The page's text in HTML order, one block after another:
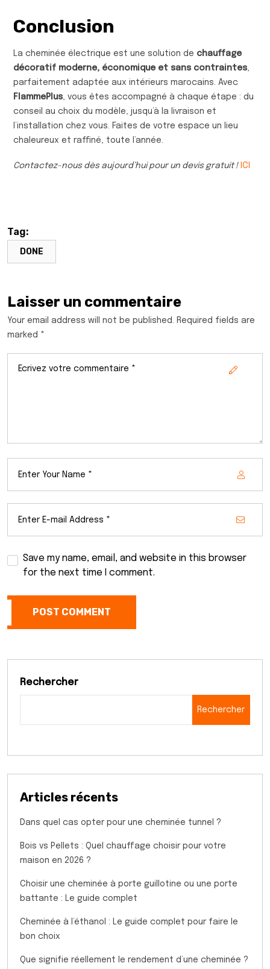
Conclusion
La cheminée électrique est une solution de chauffage
décoratif moderne, économique et sans contraintes,
parfaitement adaptée aux intérieurs marocains. Avec
FlammePlus, vous êtes accompagné à chaque étape : du
conseil au choix du modèle, jusqu’à la livraison et
l’installation chez vous. Faites de votre espace un lieu
chaleureux et raffiné, toute l’année.
Contactez-nous dès aujourd’hui pour un devis gratuit ! ICI
Tag:
DONE
Laisser un commentaire
Your email address will not be published. Required fields are
marked *
Save my name, email, and website in this browser
for the next time I comment.
POST COMMENT
Rechercher
Rechercher
Articles récents
Dans quel cas opter pour une cheminée tunnel ?
Bois vs Pellets : Quel chauffage choisir pour votre
maison en 2026 ?
Choisir une cheminée à porte guillotine ou une porte
battante : Le guide complet
Cheminée à l’éthanol : Le guide complet pour faire le
bon choix
Que signifie réellement le rendement d’une cheminée ?